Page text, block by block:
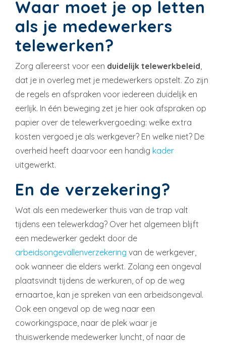
Waar moet je op letten
als je medewerkers
telewerken?
Zorg allereerst voor een duidelijk telewerkbeleid
dat je in overleg met je medewerkers opstelt. Zo zijn
de regels en afspraken voor iedereen duidelijk en
eerlijk. In één beweging zet je hier ook afspraken op
papier over de telewerkvergoeding: welke extra
kosten vergoed je als werkgever? En welke niet? De
overheid heeft daarvoor een handig kader
uitgewerkt.
En de verzekering?
Wat als een medewerker thuis van de trap valt
tijdens een telewerkdag? Over het algemeen blijft
een medewerker gedekt door de
arbeidsongevallenverzekering van de werkgever,
ook wanneer die elders werkt. Zolang een ongeval
plaatsvindt tijdens de werkuren, of op de weg
ernaartoe, kan je spreken van een arbeidsongeval.
Ook een ongeval op de weg naar een
coworkingspace, naar de plek waar je
thuiswerkende medewerker luncht, of naar de